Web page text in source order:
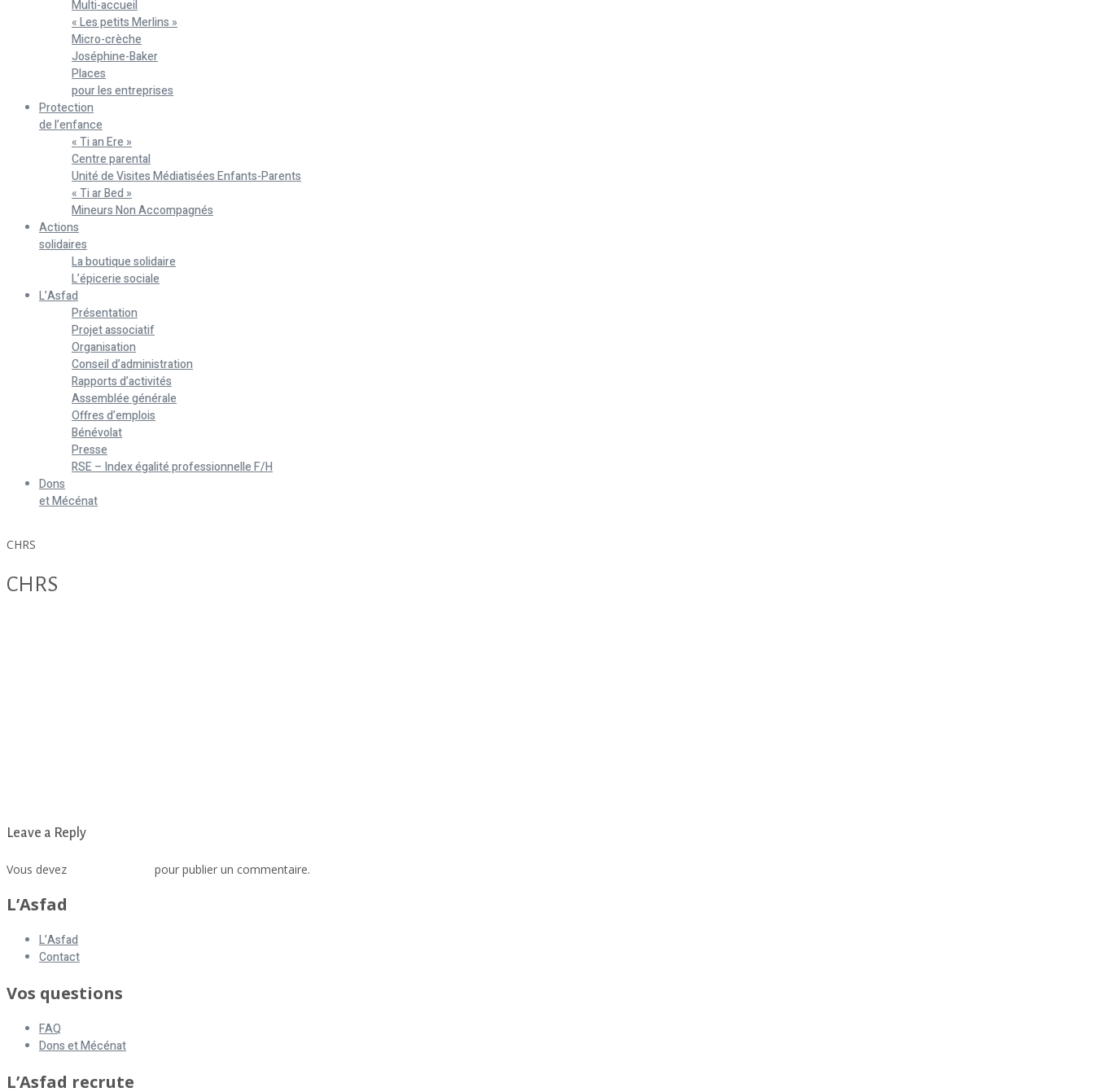
Multi-accueil
« Les petits Merlins »
Micro-crèche
Joséphine-Baker
Places
pour les entreprises
Protection
de l’enfance
« Ti an Ere »
Centre parental
Unité de Visites Médiatisées Enfants-Parents
« Ti ar Bed »
Mineurs Non Accompagnés
Actions
solidaires
La boutique solidaire
L’épicerie sociale
L’Asfad
Présentation
Projet associatif
Organisation
Conseil d’administration
Rapports d’activités
Assemblée générale
Offres d’emplois
Bénévolat
Presse
RSE – Index égalité professionnelle F/H
Dons
et Mécénat
CHRS
CHRS
Leave a Reply
Vous devez pour publier un commentaire.
L’Asfad
L’Asfad
Contact
Vos questions
FAQ
Dons et Mécénat
L’Asfad recrute